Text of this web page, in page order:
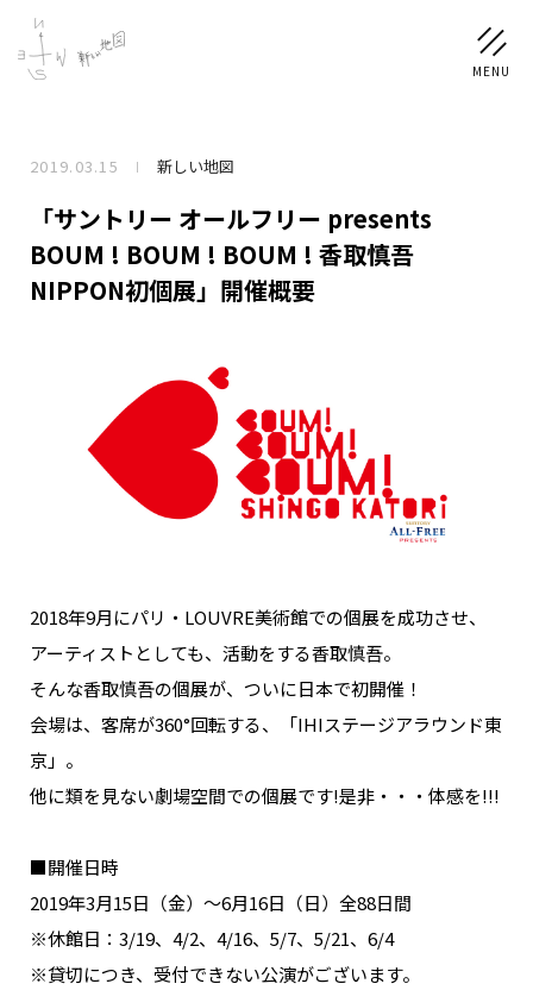
NEWS
SCHEDULE
DISCOGRAPHY
CHIZUSHOP
CHIZULOG
FAQ
お問い合わせ
2019.03.15 新しい地図
「サントリー オールフリー presents
BOUM ! BOUM ! BOUM ! 香取慎吾
NIPPON初個展」開催概要
2018年9月にパリ・LOUVRE美術館での個展を成功させ、
アーティストとしても、活動をする香取慎吾。
そんな香取慎吾の個展が、ついに日本で初開催！
会場は、客席が360°回転する、「IHIステージアラウンド東
京」。
他に類を見ない劇場空間での個展です!是非・・・体感を!!!
■開催日時
2019年3月15日（金）～6月16日（日）全88日間
※休館日：3/19、4/2、4/16、5/7、5/21、6/4
※貸切につき、受付できない公演がございます。